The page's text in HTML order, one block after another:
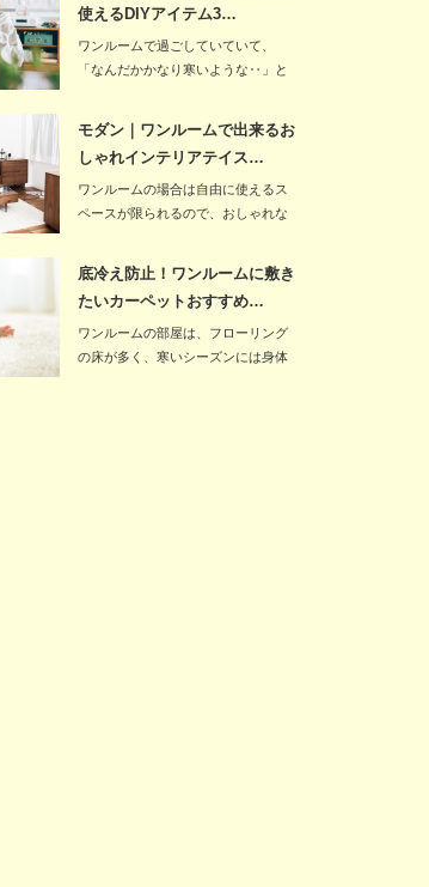
使えるDIYアイテム3…
ワンルームで過ごしていていて、
「なんだかかなり寒いような‥」と
モダン｜ワンルームで出来るお
しゃれインテリアテイス…
ワンルームの場合は自由に使えるス
ペースが限られるので、おしゃれな
底冷え防止！ワンルームに敷き
たいカーペットおすすめ…
ワンルームの部屋は、フローリング
の床が多く、寒いシーズンには身体